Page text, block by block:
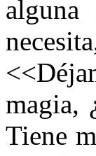
magia,
Tiene